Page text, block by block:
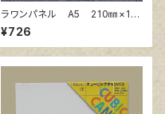
ラワンパネル A5 210㎜×14
8㎜
¥726